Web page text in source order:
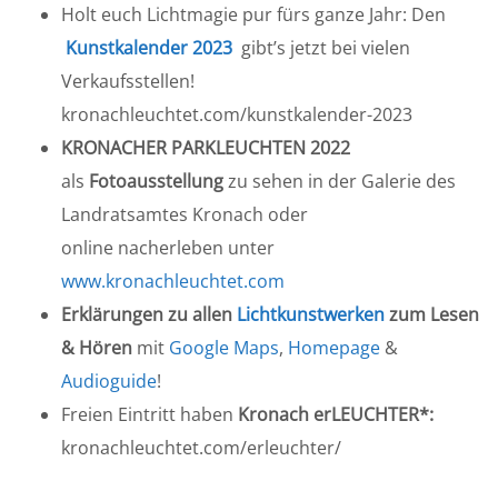
Holt euch Lichtmagie pur fürs ganze Jahr: Den
Kunstkalender 2023 gibt’s jetzt bei vielen
Verkaufsstellen!
kronachleuchtet.com/kunstkalender-2023
KRONACHER PARKLEUCHTEN 2022
als Fotoausstellungzu sehen in der Galerie des
Landratsamtes Kronach oder
online nacherleben unter
www.kronachleuchtet.com
Erklärungen zu allen Lichtkunstwerkenzum Lesen
& Hören mit Google Maps, Homepage &
Audioguide!
Freien Eintritt haben Kronach erLEUCHTER*:
kronachleuchtet.com/erleuchter/